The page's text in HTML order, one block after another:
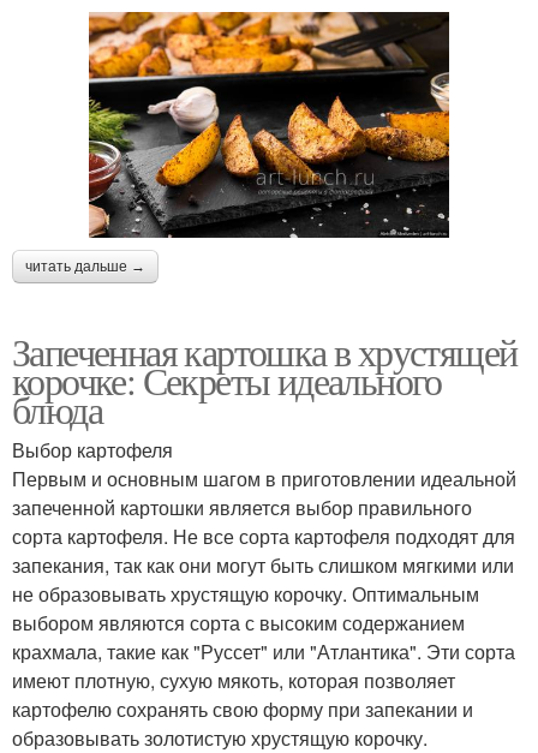
читать дальше →
Запеченная картошка в хрустящей
корочке: Секреты идеального
блюда
Выбор картофеля
Первым и основным шагом в приготовлении идеальной
запеченной картошки является выбор правильного
сорта картофеля. Не все сорта картофеля подходят для
запекания, так как они могут быть слишком мягкими или
не образовывать хрустящую корочку. Оптимальным
выбором являются сорта с высоким содержанием
крахмала, такие как "Руссет" или "Атлантика". Эти сорта
имеют плотную, сухую мякоть, которая позволяет
картофелю сохранять свою форму при запекании и
образовывать золотистую хрустящую корочку.